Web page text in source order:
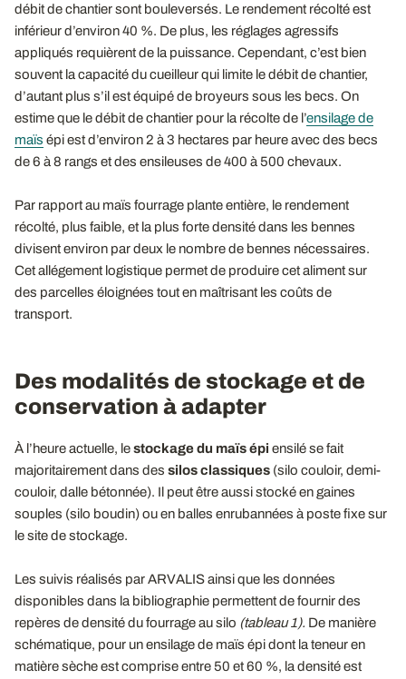
débit de chantier sont bouleversés. Le rendement récolté est
inférieur d’environ 40 %. De plus, les réglages agressifs
appliqués requièrent de la puissance. Cependant, c’est bien
souvent la capacité du cueilleur qui limite le débit de chantier,
d’autant plus s’il est équipé de broyeurs sous les becs. On
estime que le débit de chantier pour la récolte de l’ensilage de
maïs épi est d’environ 2 à 3 hectares par heure avec des becs
de 6 à 8 rangs et des ensileuses de 400 à 500 chevaux.
Par rapport au maïs fourrage plante entière, le rendement
récolté, plus faible, et la plus forte densité dans les bennes
divisent environ par deux le nombre de bennes nécessaires.
Cet allégement logistique permet de produire cet aliment sur
des parcelles éloignées tout en maîtrisant les coûts de
transport.
Des modalités de stockage et de
conservation à adapter
À l’heure actuelle, lestockage du maïs épi ensilé se fait
majoritairement dans des silos classiques (silo couloir, demi-
couloir, dalle bétonnée). Il peut être aussi stocké en gaines
souples (silo boudin) ou en balles enrubannées à poste fixe sur
le site de stockage.
Les suivis réalisés par ARVALIS ainsi que les données
disponibles dans la bibliographie permettent de fournir des
repères de densité du fourrage au silo (tableau 1). De manière
schématique, pour un ensilage de maïs épi dont la teneur en
matière sèche est comprise entre 50 et 60 %, la densité est